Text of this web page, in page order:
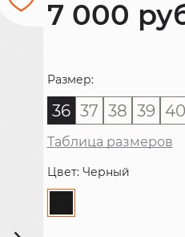
7 000
Размер:
36 37 38 39 40
Таблица размеров
Цвет: Черный